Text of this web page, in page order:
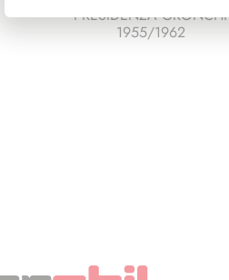
PRESIDENZA GRONCHI
1955/1962